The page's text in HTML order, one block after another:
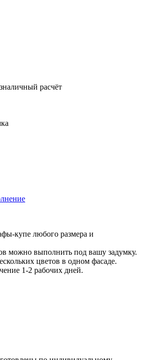
расчёт
купе любого размера и
можно выполнить под вашу задумку.
цветов в одном фасаде.
1-2 рабочих дней.